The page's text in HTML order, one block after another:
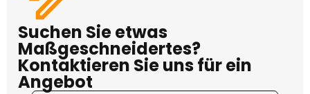
Suchen Sie etwas
Maßgeschneidertes?
Kontaktieren Sie uns für ein
Angebot